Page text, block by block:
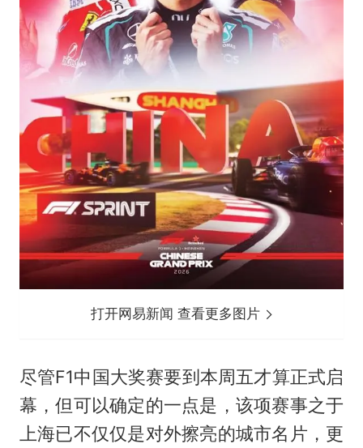
打开网易新闻 查看更多图片
尽管F1中国大奖赛要到本周五才算正式启
幕，但可以确定的一点是，该项赛事之于
上海已不仅仅是对外擦亮的城市名片，更